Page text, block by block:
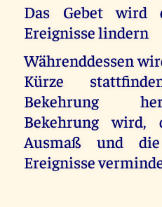
Das Gebet wird
Ereignisse lindern
Währenddessen
Kürze
Bekehrung
Bekehrung wird,
Ausmaß und
Ereignisse